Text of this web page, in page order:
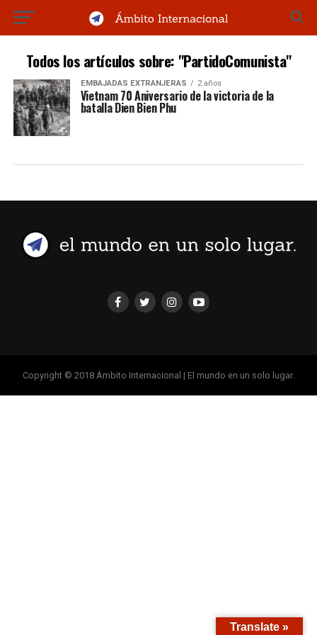
Todos los artículos sobre: "PartidoComunista"
EMBAJADAS EXTRANJERAS 2 años
Vietnam 70 Aniversario de la victoria de la
batalla Dien Bien Phu
Copyright © 2018 Ámbito Internacional | El mundo en un solo lugar.
Translate »